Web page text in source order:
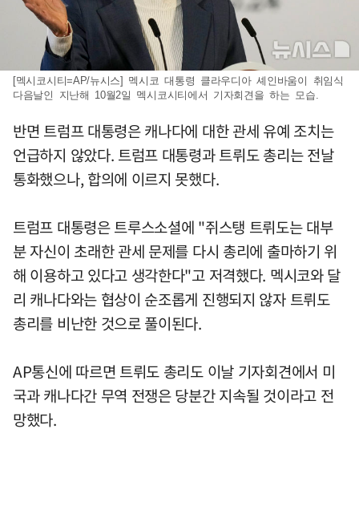
[멕시코시티=AP/뉴시스] 멕시코 대통령 클라우디아 셰인바움이 취임식
다음날인 지난해 10월2일 멕시코시티에서 기자회견을 하는 모습.
반면 트럼프 대통령은 캐나다에 대한 관세 유예 조치는
언급하지 않았다. 트럼프 대통령과 트뤼도 총리는 전날
통화했으나, 합의에 이르지 못했다.
트럼프 대통령은 트루스소셜에 "쥐스탱 트뤼도는 대부
분 자신이 초래한 관세 문제를 다시 총리에 출마하기 위
해 이용하고 있다고 생각한다"고 저격했다. 멕시코와 달
리 캐나다와는 협상이 순조롭게 진행되지 않자 트뤼도
총리를 비난한 것으로 풀이된다.
AP통신에 따르면 트뤼도 총리도 이날 기자회견에서 미
국과 캐나다간 무역 전쟁은 당분간 지속될 것이라고 전
망했다.